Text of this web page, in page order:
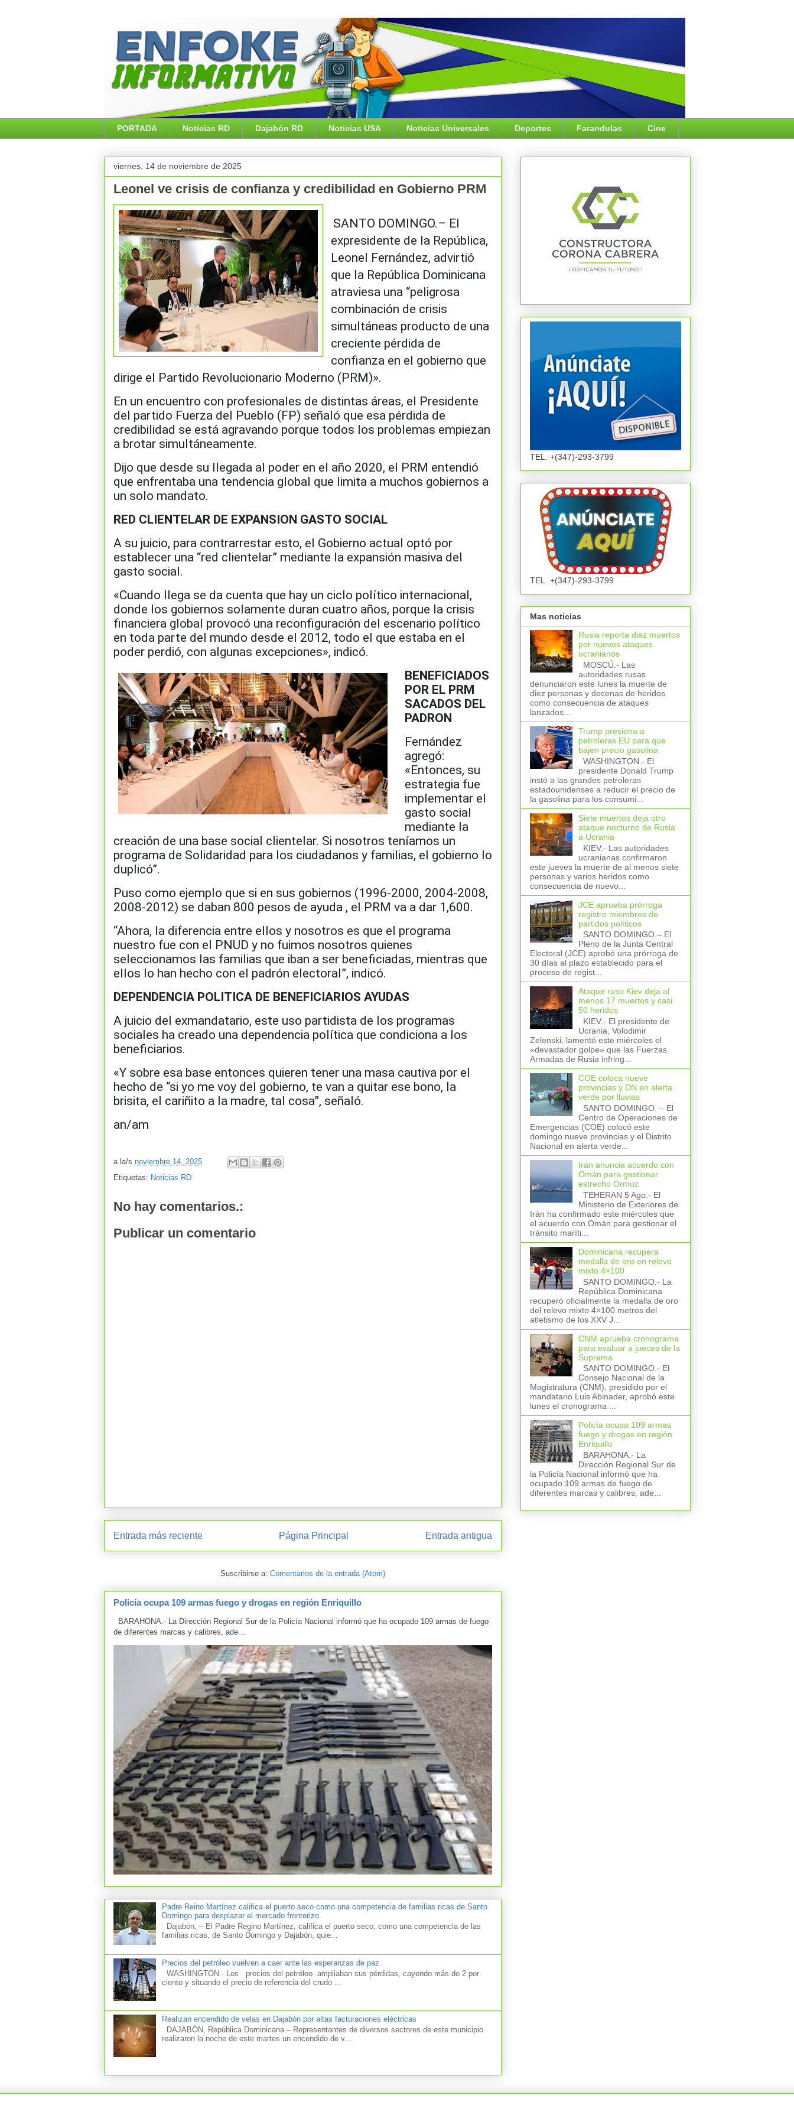
PORTADA Noticias RD Dajabón RD Noticias USA Noticias Universales Deportes Farandulas Cine
viernes, 14 de noviembre de 2025
Leonel ve crisis de confianza y credibilidad en Gobierno PRM
SANTO DOMINGO.– El
expresidente de la República,
Leonel Fernández, advirtió
que la República Dominicana
atraviesa una “peligrosa
combinación de crisis
simultáneas producto de una
creciente pérdida de
confianza en el gobierno que
dirige el Partido Revolucionario Moderno (PRM)».
En un encuentro con profesionales de distintas áreas, el Presidente
del partido Fuerza del Pueblo (FP) señaló que esa pérdida de
credibilidad se está agravando porque todos los problemas empiezan
a brotar simultáneamente.
Dijo que desde su llegada al poder en el año 2020, el PRM entendió
que enfrentaba una tendencia global que limita a muchos gobiernos a
un solo mandato.
RED CLIENTELAR DE EXPANSION GASTO SOCIAL
A su juicio, para contrarrestar esto, el Gobierno actual optó por
establecer una “red clientelar” mediante la expansión masiva del
gasto social.
«Cuando llega se da cuenta que hay un ciclo político internacional,
donde los gobiernos solamente duran cuatro años, porque la crisis
financiera global provocó una reconfiguración del escenario político
en toda parte del mundo desde el 2012, todo el que estaba en el
poder perdió, con algunas excepciones», indicó.
BENEFICIADOS
POR EL PRM
SACADOS DEL
PADRON
Fernández
agregó:
«Entonces, su
estrategia fue
implementar el
gasto social
mediante la
creación de una base social clientelar. Si nosotros teníamos un
programa de Solidaridad para los ciudadanos y familias, el gobierno lo
duplicó”.
Puso como ejemplo que si en sus gobiernos (1996-2000, 2004-2008,
2008-2012) se daban 800 pesos de ayuda , el PRM va a dar 1,600.
“Ahora, la diferencia entre ellos y nosotros es que el programa
nuestro fue con el PNUD y no fuimos nosotros quienes
seleccionamos las familias que iban a ser beneficiadas, mientras que
ellos lo han hecho con el padrón electoral”, indicó.
DEPENDENCIA POLITICA DE BENEFICIARIOS AYUDAS
A juicio del exmandatario, este uso partidista de los programas
sociales ha creado una dependencia política que condiciona a los
beneficiarios.
«Y sobre esa base entonces quieren tener una masa cautiva por el
hecho de “si yo me voy del gobierno, te van a quitar ese bono, la
brisita, el cariñito a la madre, tal cosa”, señaló.
an/am
a la/s noviembre 14, 2025
Etiquetas: Noticias RD
No hay comentarios.:
Publicar un comentario
Entrada más reciente Entrada antigua
Página Principal
Suscribirse a: Comentarios de la entrada (Atom)
Policía ocupa 109 armas fuego y drogas en región Enriquillo
BARAHONA.- La Dirección Regional Sur de la Policía Nacional informó que ha ocupado 109 armas de fuego
de diferentes marcas y calibres, ade...
Padre Reino Martínez califica el puerto seco como una competencia de familias ricas de Santo
Domingo para desplazar el mercado fronterizo.
Dajabón, – El Padre Regino Martínez, califica el puerto seco, como una competencia de las
familias ricas, de Santo Domingo y Dajabón, quie...
Precios del petróleo vuelven a caer ante las esperanzas de paz
WASHINGTON.- Los precios del petróleo ampliaban sus pérdidas, cayendo más de 2 por
ciento y situando el precio de referencia del crudo ...
Realizan encendido de velas en Dajabón por altas facturaciones eléctricas
DAJABÓN, República Dominicana.– Representantes de diversos sectores de este municipio
realizaron la noche de este martes un encendido de v...
TEL. +(347)-293-3799
TEL. +(347)-293-3799
Mas noticias
Rusia reporta diez muertos
por nuevos ataques
ucranianos
MOSCÚ.- Las
autoridades rusas
denunciaron este lunes la muerte de
diez personas y decenas de heridos
como consecuencia de ataques
lanzados...
Trump presiona a
petroleras EU para que
bajen precio gasolina
WASHINGTON.- El
presidente Donald Trump
instó a las grandes petroleras
estadounidenses a reducir el precio de
la gasolina para los consumi...
Siete muertos deja otro
ataque nocturno de Rusia
a Ucrania
KIEV.- Las autoridades
ucranianas confirmaron
este jueves la muerte de al menos siete
personas y varios heridos como
consecuencia de nuevo...
JCE aprueba prórroga
registro miembros de
partidos políticos
SANTO DOMINGO.– El
Pleno de la Junta Central
Electoral (JCE) aprobó una prórroga de
30 días al plazo establecido para el
proceso de regist...
Ataque ruso Kiev deja al
menos 17 muertos y casi
50 heridos
KIEV.- El presidente de
Ucrania, Volodimir
Zelenski, lamentó este miércoles el
«devastador golpe» que las Fuerzas
Armadas de Rusia infring...
COE coloca nueve
provincias y DN en alerta
verde por lluvias
SANTO DOMINGO. – El
Centro de Operaciones de
Emergencias (COE) colocó este
domingo nueve provincias y el Distrito
Nacional en alerta verde...
Irán anuncia acuerdo con
Omán para gestionar
estrecho Ormuz
TEHERAN 5 Ago.- El
Ministerio de Exteriores de
Irán ha confirmado este miércoles que
el acuerdo con Omán para gestionar el
tránsito maríti...
Dominicana recupera
medalla de oro en relevo
mixto 4×100
SANTO DOMINGO.- La
República Dominicana
recuperó oficialmente la medalla de oro
del relevo mixto 4×100 metros del
atletismo de los XXV J...
CNM aprueba cronograma
para evaluar a jueces de la
Suprema
SANTO DOMINGO.- El
Consejo Nacional de la
Magistratura (CNM), presidido por el
mandatario Luis Abinader, aprobó este
lunes el cronograma ...
Policía ocupa 109 armas
fuego y drogas en región
Enriquillo
BARAHONA.- La
Dirección Regional Sur de
la Policía Nacional informó que ha
ocupado 109 armas de fuego de
diferentes marcas y calibres, ade...